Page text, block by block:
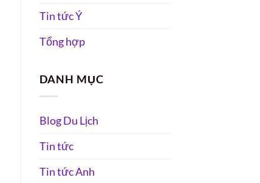
Tin tức Ý
Tổng hợp
DANH MỤC
Blog Du Lịch
Tin tức
Tin tức Anh